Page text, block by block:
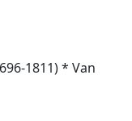
1811) * Van